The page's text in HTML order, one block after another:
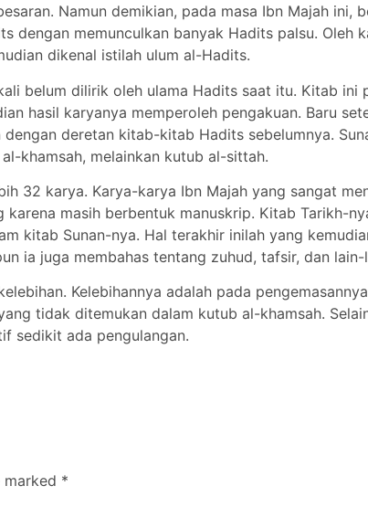
Namun demikian, pada masa Ibn Majah ini,
dengan memunculkan banyak Hadits palsu. Oleh
dikenal istilah ulum al-Hadits.
belum dilirik oleh ulama Hadits saat itu. Kitab ini
hasil karyanya memperoleh pengakuan. Baru
deretan kitab-kitab Hadits sebelumnya.
khamsah, melainkan kutub al-sittah.
32 karya. Karya-karya Ibn Majah yang sangat
masih berbentuk manuskrip. Kitab Tarikh-
kitab Sunan-nya. Hal terakhir inilah yang
ia juga membahas tentang zuhud, tafsir, dan lain-
Kelebihannya adalah pada
tidak ditemukan dalam kutub al-khamsah.
sedikit ada pengulangan.
marked *